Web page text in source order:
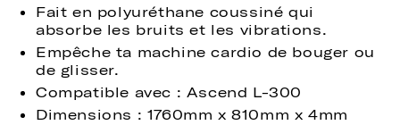
Fait en polyuréthane coussiné qui
absorbe les bruits et les vibrations.
Empêche ta machine cardio de bouger ou
de glisser.
Compatible avec : Ascend L-300
Dimensions : 1760mm x 810mm x 4mm